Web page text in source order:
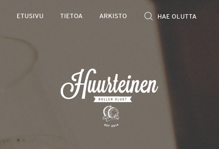
ETUSIVU TIETOA ARKISTO